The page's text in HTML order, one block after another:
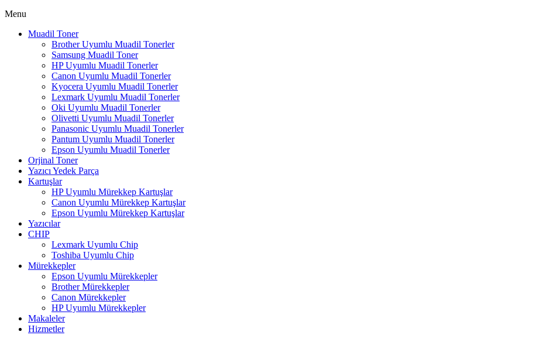
Menu
Muadil Toner
Brother Uyumlu Muadil Tonerler
Samsung Muadil Toner
HP Uyumlu Muadil Tonerler
Canon Uyumlu Muadil Tonerler
Kyocera Uyumlu Muadil Tonerler
Lexmark Uyumlu Muadil Tonerler
Oki Uyumlu Muadil Tonerler
Olivetti Uyumlu Muadil Tonerler
Panasonic Uyumlu Muadil Tonerler
Pantum Uyumlu Muadil Tonerler
Epson Uyumlu Muadil Tonerler
Orjinal Toner
Yazıcı Yedek Parça
Kartuşlar
HP Uyumlu Mürekkep Kartuşlar
Canon Uyumlu Mürekkep Kartuşlar
Epson Uyumlu Mürekkep Kartuşlar
Yazıcılar
CHIP
Lexmark Uyumlu Chip
Toshiba Uyumlu Chip
Mürekkepler
Epson Uyumlu Mürekkepler
Brother Mürekkepler
Canon Mürekkepler
HP Uyumlu Mürekkepler
Makaleler
Hizmetler